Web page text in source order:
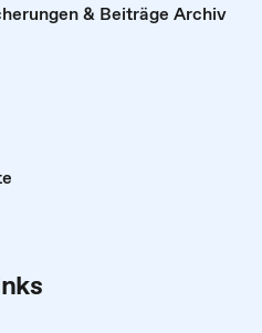
& Beiträge Archiv